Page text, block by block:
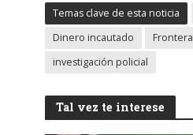
Temas clave de esta noticia
Dinero incautado
Frontera
investigación policial
Tal vez te interese